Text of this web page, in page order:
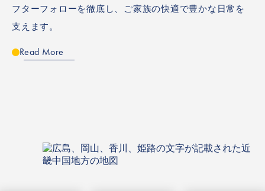
フターフォローを徹底し、ご家族の快適で豊かな日常を
支えます。
Read More